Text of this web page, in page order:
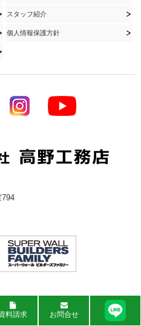
スタッフ紹介
個人情報保護方針
料請求 お問合せ